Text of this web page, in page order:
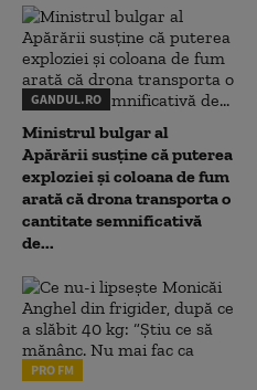
GANDUL.RO
Ministrul bulgar al
Apărării susține că puterea
exploziei și coloana de fum
arată că drona transporta o
cantitate semnificativă
de...
PRO FM